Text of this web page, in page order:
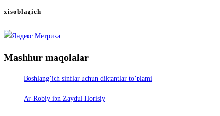
xisoblagich
Mashhur maqolalar
Boshlang’ich sinflar uchun diktantlar to’plami
Ar-Robiy ibn Zaydul Horisiy